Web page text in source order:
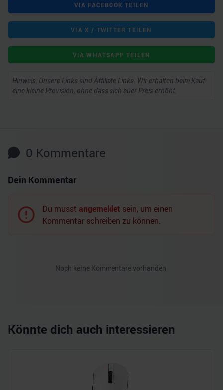
VIA FACEBOOK TEILEN
VIA X / TWITTER TEILEN
VIA WHATSAPP TEILEN
Hinweis: Unsere Links sind Affiliate Links. Wir erhalten beim Kauf
eine kleine Provision, ohne dass sich euer Preis erhöht.
0 Kommentare
Dein Kommentar
Du musst angemeldet sein, um einen
Kommentar schreiben zu können.
Noch keine Kommentare vorhanden.
Könnte dich auch interessieren